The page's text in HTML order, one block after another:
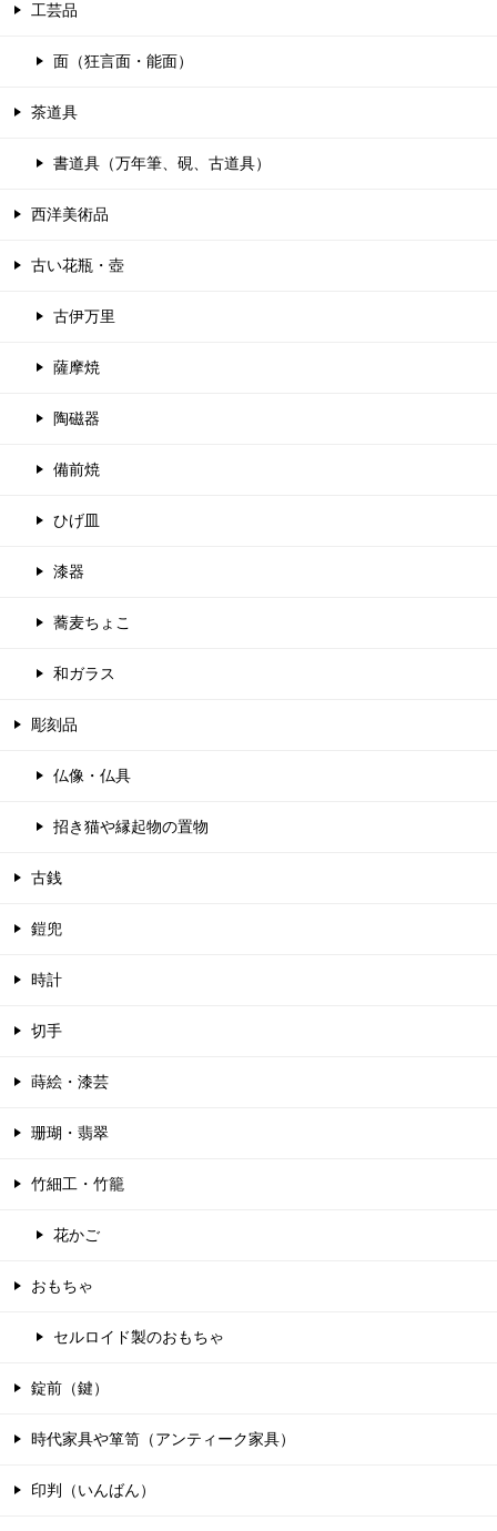
工芸品
面（狂言面・能面）
茶道具
書道具（万年筆、硯、古道具）
西洋美術品
古い花瓶・壺
古伊万里
薩摩焼
陶磁器
備前焼
ひげ皿
漆器
蕎麦ちょこ
和ガラス
彫刻品
仏像・仏具
招き猫や縁起物の置物
古銭
鎧兜
時計
切手
蒔絵・漆芸
珊瑚・翡翠
竹細工・竹籠
花かご
おもちゃ
セルロイド製のおもちゃ
錠前（鍵）
時代家具や箪笥（アンティーク家具）
印判（いんばん）